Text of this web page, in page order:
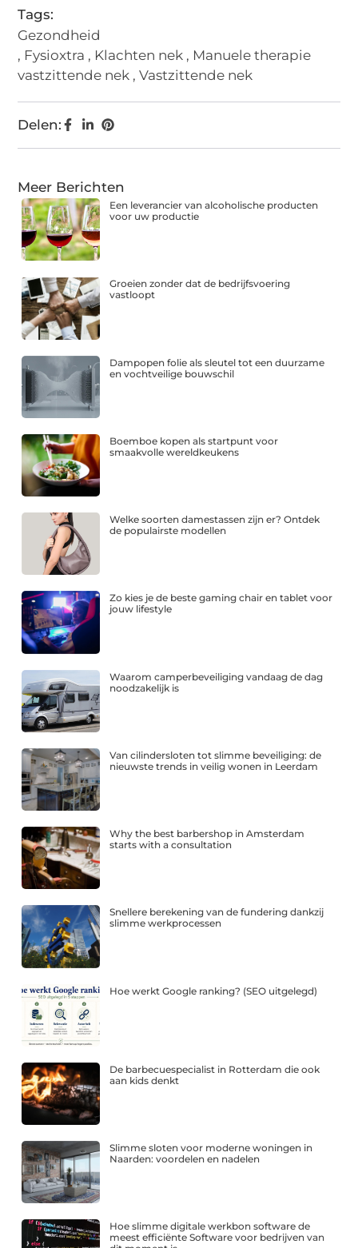
Tags:
Gezondheid
, Fysioxtra , Klachten nek , Manuele therapie
vastzittende nek ,Vastzittende nek
Delen:
Meer Berichten
Een leverancier van alcoholische producten
voor uw productie
Groeien zonder dat de bedrijfsvoering
vastloopt
Dampopen folie als sleutel tot een duurzame
en vochtveilige bouwschil
Boemboe kopen als startpunt voor
smaakvolle wereldkeukens
Welke soorten damestassen zijn er? Ontdek
de populairste modellen
Zo kies je de beste gaming chair en tablet voor
jouw lifestyle
Waarom camperbeveiliging vandaag de dag
noodzakelijk is
Van cilindersloten tot slimme beveiliging: de
nieuwste trends in veilig wonen in Leerdam
Why the best barbershop in Amsterdam
starts with a consultation
Snellere berekening van de fundering dankzij
slimme werkprocessen
Hoe werkt Google ranking? (SEO uitgelegd)
De barbecuespecialist in Rotterdam die ook
aan kids denkt
Slimme sloten voor moderne woningen in
Naarden: voordelen en nadelen
Hoe slimme digitale werkbon software de
meest efficiënte Software voor bedrijven van